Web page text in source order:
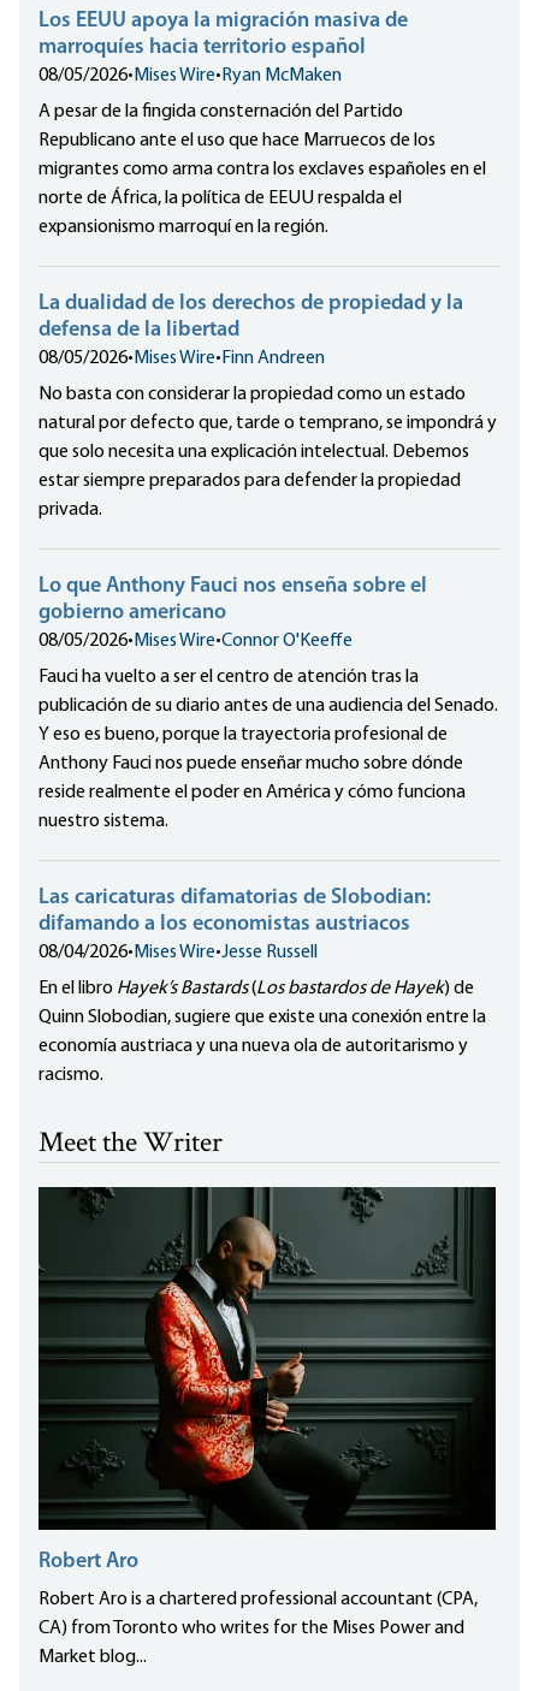
Los EEUU apoya la migración masiva de
marroquíes hacia territorio español
08/05/2026• Mises Wire• Ryan McMaken
A pesar de la fingida consternación del Partido
Republicano ante el uso que hace Marruecos de los
migrantes como arma contra los exclaves españoles en el
norte de África, la política de EEUU respalda el
expansionismo marroquí en la región.
La dualidad de los derechos de propiedad y la
defensa de la libertad
08/05/2026• Mises Wire• Finn Andreen
No basta con considerar la propiedad como un estado
natural por defecto que, tarde o temprano, se impondrá y
que solo necesita una explicación intelectual. Debemos
estar siempre preparados para defender la propiedad
privada.
Lo que Anthony Fauci nos enseña sobre el
gobierno americano
08/05/2026• Mises Wire•Connor O'Keeffe
Fauci ha vuelto a ser el centro de atención tras la
publicación de su diario antes de una audiencia del Senado.
Y eso es bueno, porque la trayectoria profesional de
Anthony Fauci nos puede enseñar mucho sobre dónde
reside realmente el poder en América y cómo funciona
nuestro sistema.
Las caricaturas difamatorias de Slobodian:
difamando a los economistas austriacos
08/04/2026• Mises Wire•Jesse Russell
En el libro Hayek’s Bastards(Los bastardos de Hayek) de
Quinn Slobodian, sugiere que existe una conexión entre la
economía austriaca y una nueva ola de autoritarismo y
racismo.
Meet the Writer
Robert Aro
Robert Aro is a chartered professional accountant (CPA,
CA) from Toronto who writes for the Mises Power and
Market blog...